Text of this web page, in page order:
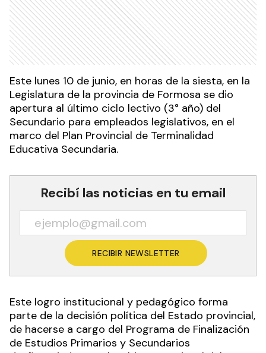
Este lunes 10 de junio, en horas de la siesta, en la
Legislatura de la provincia de Formosa se dio
apertura al último ciclo lectivo (3° año) del
Secundario para empleados legislativos, en el
marco del Plan Provincial de Terminalidad
Educativa Secundaria.
Recibí las noticias en tu email
RECIBIR NEWSLETTER
Este logro institucional y pedagógico forma
parte de la decisión política del Estado provincial,
de hacerse a cargo del Programa de Finalización
de Estudios Primarios y Secundarios